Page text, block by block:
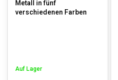
Metall in fünf
verschiedenen Farben
Auf Lager